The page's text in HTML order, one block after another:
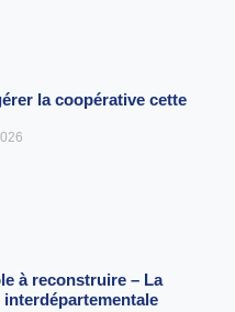
la coopérative cette
à reconstruire – La